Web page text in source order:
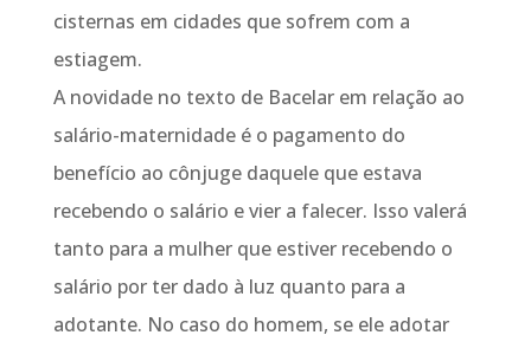
cisternas em cidades que sofrem com a
estiagem.
A novidade no texto de Bacelar em relação ao
salário-maternidade é o pagamento do
benefício ao cônjuge daquele que estava
recebendo o salário e vier a falecer. Isso valerá
tanto para a mulher que estiver recebendo o
salário por ter dado à luz quanto para a
adotante. No caso do homem, se ele adotar